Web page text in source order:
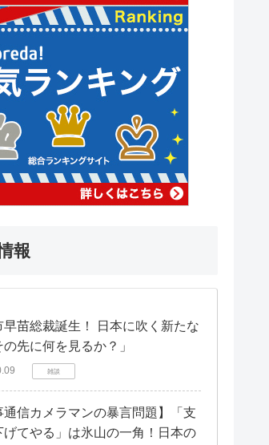
報
早苗総裁誕生！ 日本に吹く新たな
の先に何を見るか？」
雑談
通信カメラマンの暴言問題】「支
げてやる」は氷山の一角！日本の